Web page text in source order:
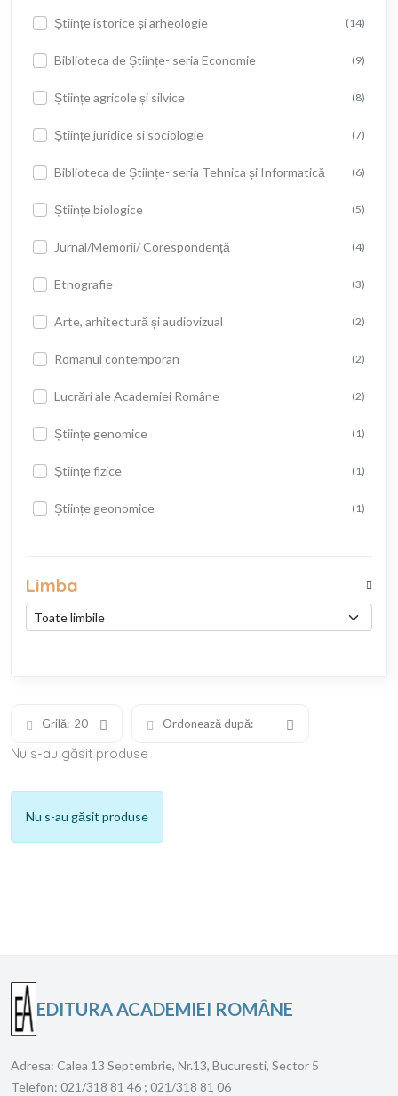
Științe istorice și arheologie (14)
Biblioteca de Științe- seria Economie (9)
Științe agricole și silvice (8)
Științe juridice si sociologie (7)
Biblioteca de Științe- seria Tehnica și Informatică (6)
Științe biologice (5)
Jurnal/Memorii/ Corespondență (4)
Etnografie (3)
Arte, arhitectură și audiovizual (2)
Romanul contemporan (2)
Lucrări ale Academiei Române (2)
Științe genomice (1)
Științe fizice (1)
Științe geonomice (1)
Limba
Grilă: 20 Ordonează după:
Nu s-au găsit produse
Nu s-au găsit produse
EDITURA ACADEMIEI ROMÂNE
Adresa: Calea 13 Septembrie, Nr.13, Bucuresti, Sector 5
Telefon: 021/318 81 46 ; 021/318 81 06